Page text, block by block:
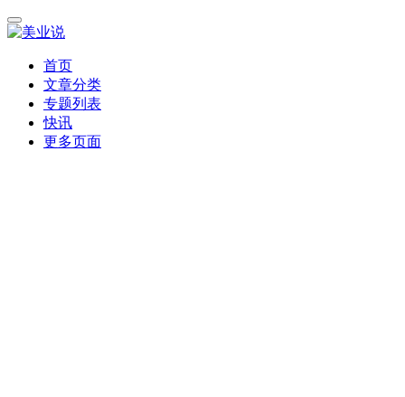
首页
文章分类
专题列表
快讯
更多页面